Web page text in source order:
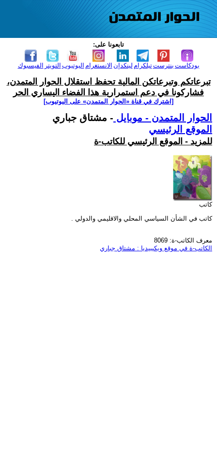
تابعونا على:
الفيسبوك التويتر اليوتيوب الانستغرام لينكدإن تيلكرامبنترست بودكاست
تبرعاتكم وتبرعاتكن المالية تحفظ استقلال الحوار المتمدن،
فشاركونا في دعم استمرارية هذا الفضاء اليساري الحر
[اشترك في قناة ‫«الحوار المتمدن» على اليوتيوب]
الحوار المتمدن - موبايل - مشتاق جباري
الموقع الرئيسي
للمزيد - الموقع الرئيسي للكاتب-ة
كاتب
كاتب في الشأن السياسي المحلي والاقليمي والدولي .
معرف الكاتب-ة: 8069
الكاتب-ة في موقع ويكيبيديا : مشتاق جباري